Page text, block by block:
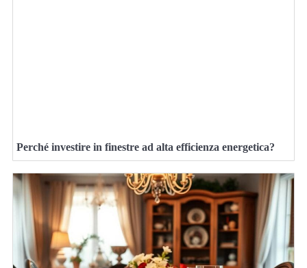
Perché investire in finestre ad alta efficienza energetica?